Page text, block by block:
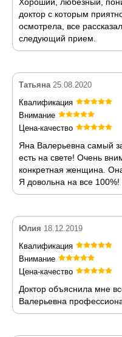
доктор с которым
осмотрела, все
следующий прием.
Татьяна 25.08.2020
Квалификация
Внимание
Цена-качество
Яна Валерьевна самый
есть на свете! Очень
конкретная женщина.
Я довольна на все 100%!
Юлия 18.12.2019
Квалификация
Внимание
Цена-качество
Доктор объяснила мне
Валерьевна